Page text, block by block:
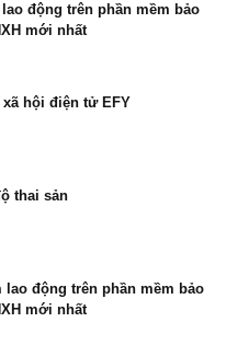
động trên phần mềm bảo
mới nhất
hội điện tử EFY
thai sản
lao động trên phần mềm bảo
mới nhất